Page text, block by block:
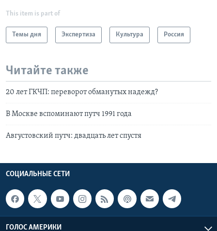
This item is part of
Темы дня Экспертиза Культура Россия
Читайте также
20 лет ГКЧП: переворот обманутых надежд?
В Москве вспоминают путч 1991 года
Августовский путч: двадцать лет спустя
СОЦИАЛЬНЫЕ СЕТИ
ГОЛОС АМЕРИКИ